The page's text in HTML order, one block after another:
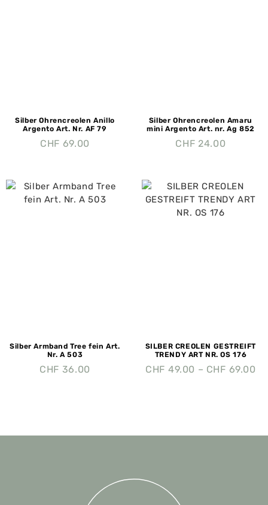
Silber Ohrencreolen Anillo
Argento Art. Nr. AF 79
CHF 69.00
Silber Ohrencreolen Amaru
mini Argento Art. nr. Ag 852
CHF 24.00
Silber Armband Tree fein Art.
Nr. A 503
CHF 36.00
SILBER CREOLEN GESTREIFT
TRENDY ART NR. OS 176
CHF 49.00 – CHF 69.00